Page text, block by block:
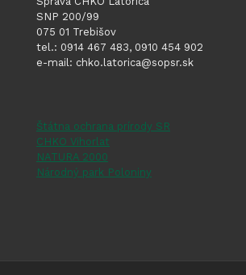
SNP 200/99
075 01 Trebišov
tel.: 0914 467 483, 0910 454 902
e-mail: chko.latorica@sopsr.sk
Štátna ochrana prírody SR
CHKO Vihorlat
NATURA 2000
Národný park Poloniny